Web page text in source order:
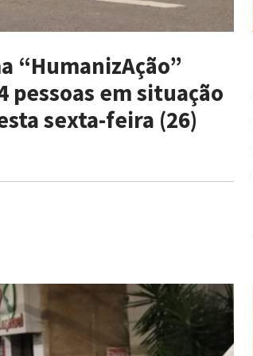
“HumanizAção”
pessoas em situação
sexta-feira (26)